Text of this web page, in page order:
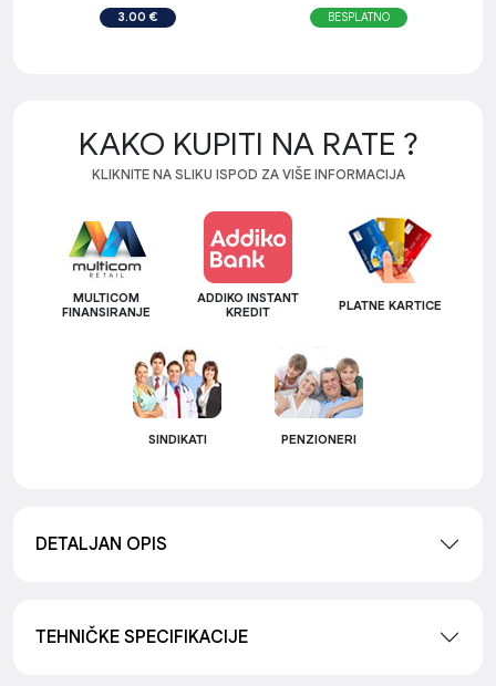
3.00 € BESPLATNO
KAKO KUPITI NA RATE ?
KLIKNITE NA SLIKU ISPOD ZA VIŠE INFORMACIJA
MULTICOM
FINANSIRANJE
ADDIKO INSTANT
KREDIT
PLATNE KARTICE
SINDIKATI PENZIONERI
DETALJAN OPIS
TEHNIČKE SPECIFIKACIJE